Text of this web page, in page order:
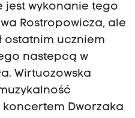
jest wykonanie tego
Rostropowicza, ale
ostatnim uczniem
nastepcą w
Wirtuozowska
Dworzaka